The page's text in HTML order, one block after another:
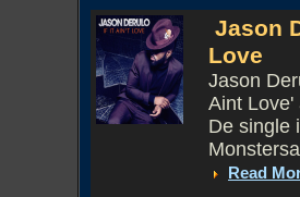
Jason
Love
Jason
Aint Love'
De single
Read